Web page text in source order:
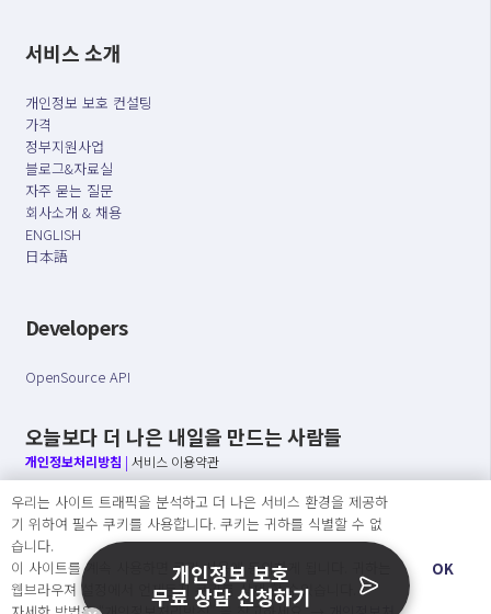
서비스 소개
개인정보 보호 컨설팅
가격
정부지원사업
블로그&자료실
자주 묻는 질문
회사소개 & 채용
ENGLISH
日本語
Developers
OpenSource API
오늘보다 더 나은 내일을 만드는 사람들
개인정보처리방침 | 서비스 이용약관
○ 개인정보보호 컴플라이언스를 선도하겠습니다.
○ 정보주체의 권리를 보장하겠습니다.
○ 기업의 개인정보보호를 위한 효율적 관리를 보장하겠습니다.
우리는 사이트 트래픽을 분석하고 더 나은 서비스 환경을 제공하
기 위하여 필수 쿠키를 사용합니다. 쿠키는 귀하를 식별할 수 없
습니다.
이 사이트를 계속 사용하면 쿠키 사용에 동의하게 됩니다. 귀하는
웹브라우져 설정에서 언제든지 쿠키를 삭제 할 수있습니다.
OK
개인정보 보호
무료 상담 신청하기